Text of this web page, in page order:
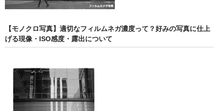
【モノクロ写真】適切なフィルムネガ濃度って？好みの写真に仕上
げる現像・ISO感度・露出について